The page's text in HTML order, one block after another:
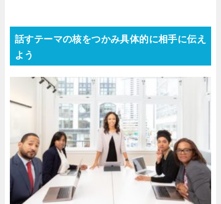
話すテーマの核をつかみ具体的に相手に伝え
よう